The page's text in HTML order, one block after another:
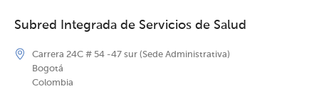
Subred Integrada de Servicios de Salud
Carrera 24C # 54 -47 sur (Sede Administrativa)
Bogotá
Colombia